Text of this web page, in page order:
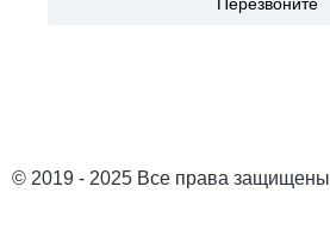
© 2019 - 2025 Все права защищены